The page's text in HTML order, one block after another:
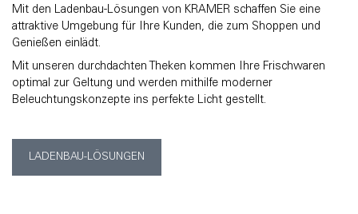
Mit den Ladenbau-Lösungen von KRAMER schaffen Sie eine
attraktive Umgebung für Ihre Kunden, die zum Shoppen und
Genießen einlädt.
Mit unseren durchdachten Theken kommen Ihre Frischwaren
optimal zur Geltung und werden mithilfe moderner
Beleuchtungskonzepte ins perfekte Licht gestellt.
LADENBAU-LÖSUNGEN